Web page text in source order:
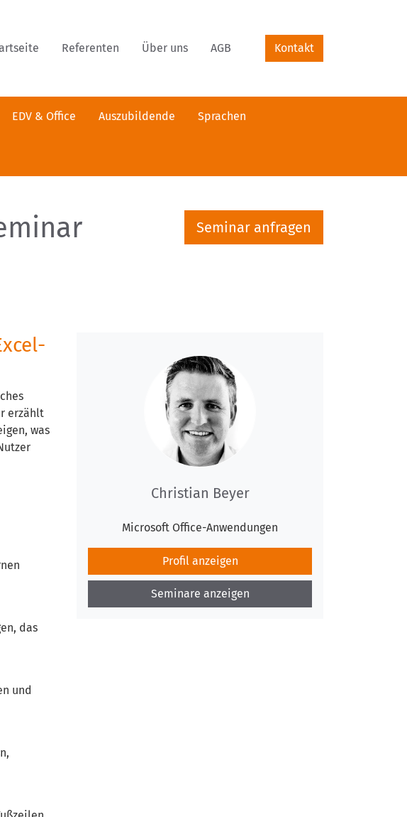
Referenten Über uns AGB Kontakt
EDV & Office Auszubildende Sprachen
Seminar anfragen
erzählt
was
das
und
Christian Beyer
Microsoft Office-Anwendungen
Profil anzeigen
Seminare anzeigen